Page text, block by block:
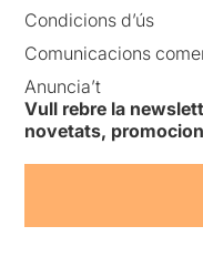
Condicions d’ús
Comunicacions
Anuncia’t
Vull rebre la
novetats,